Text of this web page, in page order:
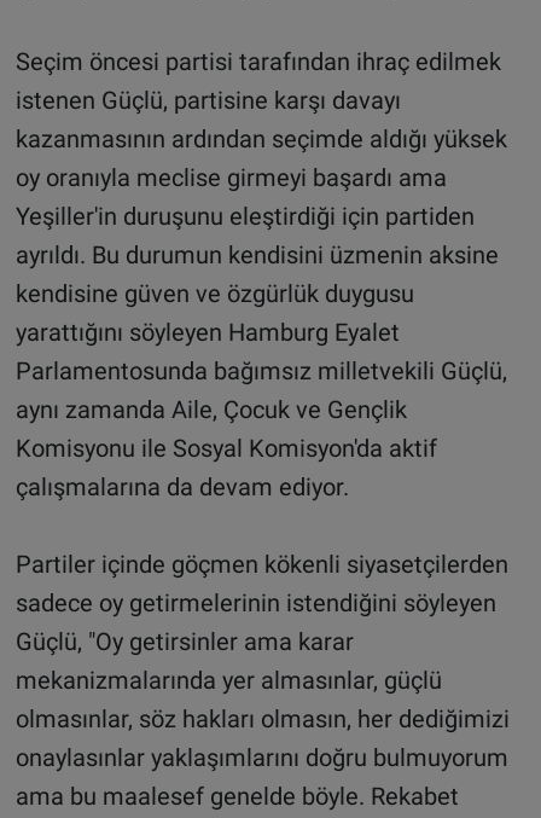
Seçim öncesi partisi tarafından ihraç edilmek
istenen Güçlü, partisine karşı davayı
kazanmasının ardından seçimde aldığı yüksek
oy oranıyla meclise girmeyi başardı ama
Yeşiller'in duruşunu eleştirdiği için partiden
ayrıldı. Bu durumun kendisini üzmenin aksine
kendisine güven ve özgürlük duygusu
yarattığını söyleyen Hamburg Eyalet
Parlamentosunda bağımsız milletvekili Güçlü,
aynı zamanda Aile, Çocuk ve Gençlik
Komisyonu ile Sosyal Komisyon'da aktif
çalışmalarına da devam ediyor.
Partiler içinde göçmen kökenli siyasetçilerden
sadece oy getirmelerinin istendiğini söyleyen
Güçlü, "Oy getirsinler ama karar
mekanizmalarında yer almasınlar, güçlü
olmasınlar, söz hakları olmasın, her dediğimizi
onaylasınlar yaklaşımlarını doğru bulmuyorum
ama bu maalesef genelde böyle. Rekabet